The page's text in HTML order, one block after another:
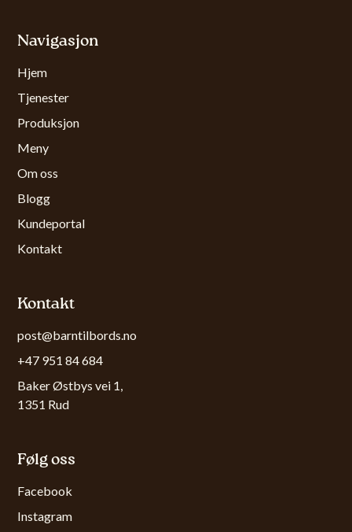
Navigasjon
Hjem
Tjenester
Produksjon
Meny
Om oss
Blogg
Kundeportal
Kontakt
Kontakt
post@barntilbords.no
+47 951 84 684
Baker Østbys vei 1,
1351 Rud
Følg oss
Facebook
Instagram